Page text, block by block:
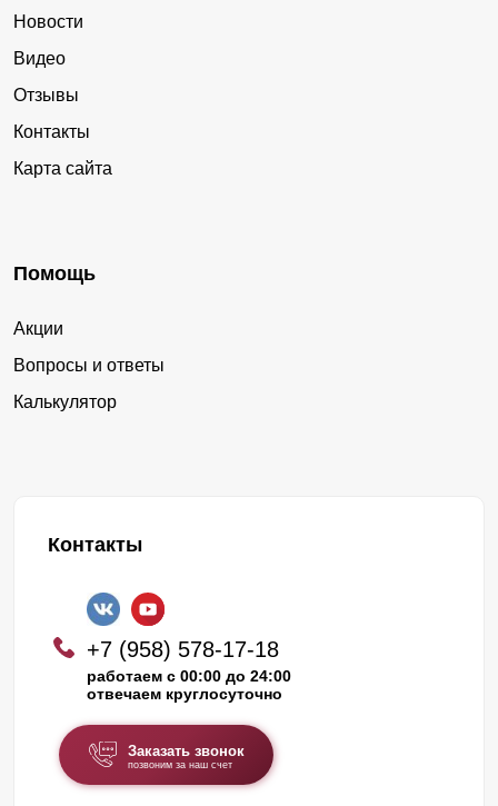
Новости
Видео
Отзывы
Контакты
Карта сайта
Помощь
Акции
Вопросы и ответы
Калькулятор
Контакты
+7 (958) 578-17-18
работаем с 00:00 до 24:00
отвечаем круглосуточно
Заказать звонок
позвоним за наш счет